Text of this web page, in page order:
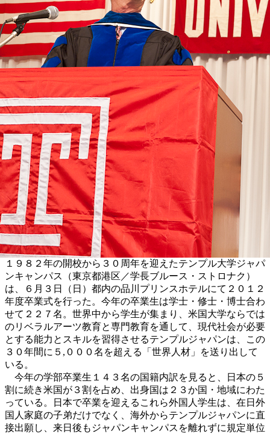
１９８２年の開校から３０周年を迎えたテンプル大学ジャパ
ンキャンパス（東京都港区／学長ブルース・ストロナク）
は、６月３日（日）都内の品川プリンスホテルにて２０１２
年度卒業式を行った。今年の卒業生は学士・修士・博士合わ
せて２２７名。世界中から学生が集まり、米国大学ならでは
のリベラルアーツ教育と専門教育を通して、現代社会が必要
とする能力とスキルを習得させるテンプルジャパンは、この
３０年間に５,０００名を超える「世界人材」を送り出して
いる。
今年の学部卒業生１４３名の国籍内訳を見ると、日本の５
割に続き米国が３割を占め、出身国は２３か国・地域にわた
っている。日本で卒業を迎えるこれら外国人学生は、在日外
国人家庭の子弟だけでなく、海外からテンプルジャパンに直
接出願し、来日後もジャパンキャンパスを離れずに規定単位